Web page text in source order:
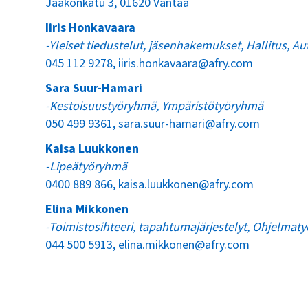
Iiris Honkavaara
-Yleiset tiedustelut, jäsenhakemukset, Hallitus,
045 112 9278, iiris.honkavaara@afry.com
Sara Suur-Hamari
-Kestoisuustyöryhmä, Ympäristötyöryhmä
050 499 9361,sara.suur-hamari@afry.com
Kaisa Luukkonen
-Lipeätyöryhmä
0400 889 866, kaisa.luukkonen@afry.com
Elina Mikkonen
-Toimistosihteeri, tapahtumajärjestelyt,
044 500 5913, elina.mikkonen@afry.com